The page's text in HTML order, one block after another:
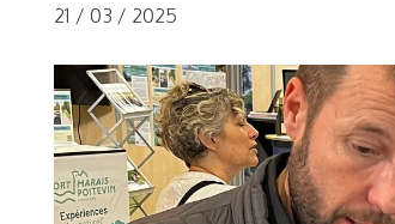
21 / 03 / 2025